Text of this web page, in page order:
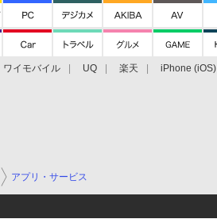
ワイモバイル UQ 楽天 iPhone (iOS)
アプリ・サービス